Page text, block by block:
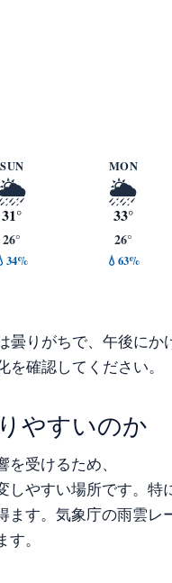
SUN
🌦️
31°
26°
MON
🌦️
33°
26°
💧63%
りがちで、午後にか
確認してください。
やすいのか
受けるため、
やすい場所です。特
す。気象庁の雨雲レ
。